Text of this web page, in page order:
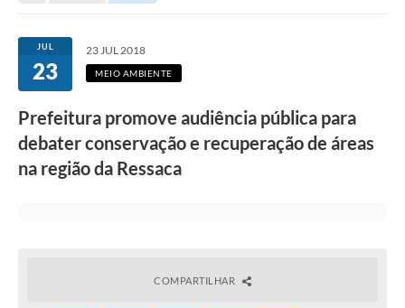
JUL
23
23 JUL 2018
MEIO AMBIENTE
Prefeitura promove audiência pública para
debater conservação e recuperação de áreas
na região da Ressaca
COMPARTILHAR